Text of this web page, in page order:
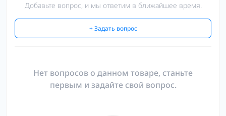
Добавьте вопрос, и мы ответим в ближайшее время.
+ Задать вопрос
Нет вопросов о данном товаре, станьте
первым и задайте свой вопрос.